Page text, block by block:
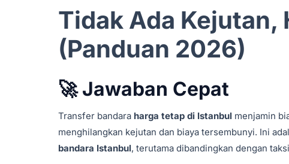
Tidak Ada Kejutan,
(Panduan 2026)
🚀 Jawaban Cepat
Transfer bandara harga tetap di Istanbul menjamin
menghilangkan kejutan dan biaya tersembunyi. Ini
bandara Istanbul, terutama dibandingkan dengan